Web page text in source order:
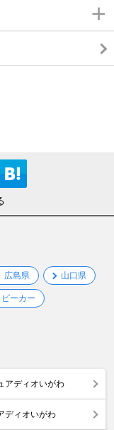
広島県 山口県
ピーカー
アディオいがわ
ディオいがわ